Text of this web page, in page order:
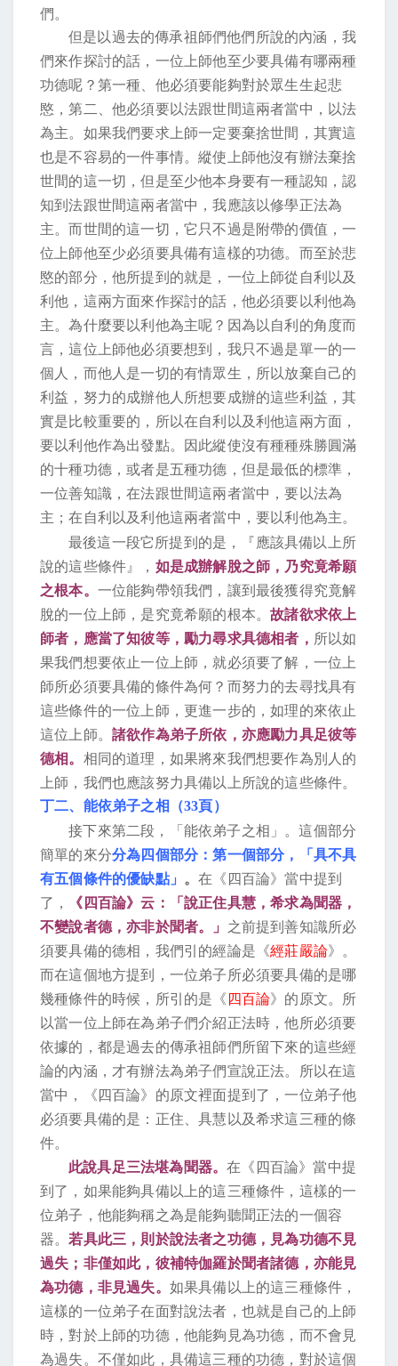
們。
但是以過去的傳承祖師們他們所說的內涵，我
們來作探討的話，一位上師他至少要具備有哪兩種
功德呢？第一種、他必須要能夠對於眾生生起悲
愍，第二、他必須要以法跟世間這兩者當中，以法
為主。如果我們要求上師一定要棄捨世間，其實這
也是不容易的一件事情。縱使上師他沒有辦法棄捨
世間的這一切，但是至少他本身要有一種認知，認
知到法跟世間這兩者當中，我應該以修學正法為
主。而世間的這一切，它只不過是附帶的價值，一
位上師他至少必須要具備有這樣的功德。而至於悲
愍的部分，他所提到的就是，一位上師從自利以及
利他，這兩方面來作探討的話，他必須要以利他為
主。為什麼要以利他為主呢？因為以自利的角度而
言，這位上師他必須要想到，我只不過是單一的一
個人，而他人是一切的有情眾生，所以放棄自己的
利益，努力的成辦他人所想要成辦的這些利益，其
實是比較重要的，所以在自利以及利他這兩方面，
要以利他作為出發點。因此縱使沒有種種殊勝圓滿
的十種功德，或者是五種功德，但是最低的標準，
一位善知識，在法跟世間這兩者當中，要以法為
主；在自利以及利他這兩者當中，要以利他為主。
最後這一段它所提到的是，『應該具備以上所
說的這些條件』， 如是成辦解脫之師，乃究竟希願
之根本。 一位能夠帶領我們，讓到最後獲得究竟解
脫的一位上師，是究竟希願的根本。故諸欲求依上
師者，應當了知彼等，勵力尋求具德相者， 所以如
果我們想要依止一位上師，就必須要了解，一位上
師所必須要具備的條件為何？而努力的去尋找具有
這些條件的一位上師，更進一步的，如理的來依止
這位上師。 諸欲作為弟子所依，亦應勵力具足彼等
德相。 相同的道理，如果將來我們想要作為別人的
上師，我們也應該努力具備以上所說的這些條件。
丁二、能依弟子之相（33頁）
接下來第二段，「能依弟子之相」。這個部分
簡單的來分分為四個部分：第一個部分，「具不具
有五個條件的優缺點」
。在《四百論》當中提到
了，
《四百論》云：「說正住具慧，希求為聞器，
不變說者德，亦非於聞者。」 之前提到善知識所必
須要具備的德相，我們引的經論是《經莊嚴論》。
而在這個地方提到，一位弟子所必須要具備的是哪
幾種條件的時候，所引的是《 四百論》的原文。所
以當一位上師在為弟子們介紹正法時，他所必須要
依據的，都是過去的傳承祖師們所留下來的這些經
論的內涵，才有辦法為弟子們宣說正法。所以在這
當中，《四百論》的原文裡面提到了，一位弟子他
必須要具備的是：正住、具慧以及希求這三種的條
件。
此說具足三法堪為聞器。在《四百論》當中提
到了，如果能夠具備以上的這三種條件，這樣的一
位弟子，他能夠稱之為是能夠聽聞正法的一個容
器。若具此三，則於說法者之功德，見為功德不見
過失；非僅如此，彼補特伽羅於聞者諸德，亦能見
為功德，非見過失。 如果具備以上的這三種條件，
這樣的一位弟子在面對說法者，也就是自己的上師
時，對於上師的功德，他能夠見為功德，而不會見
為過失。不僅如此，具備這三種的功德，對於這個